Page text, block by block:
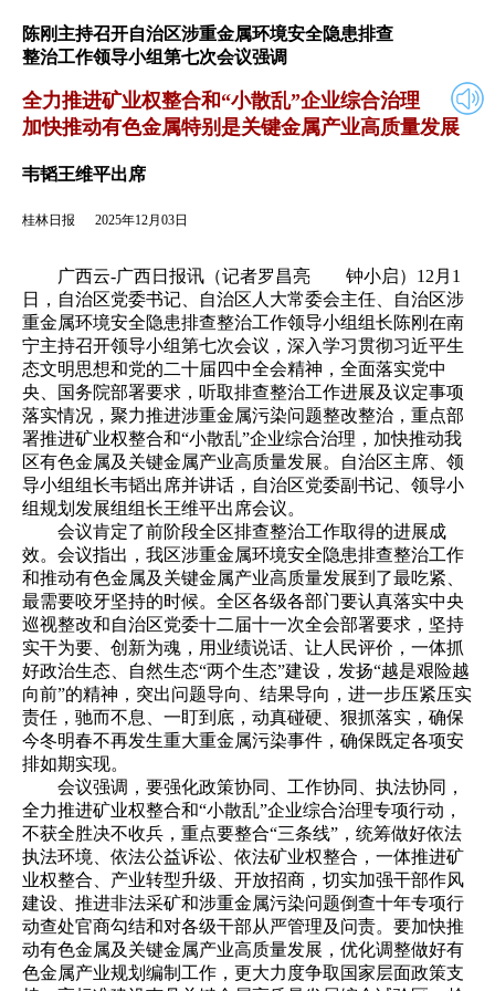
返回 2025年12月03日
陈刚主持召开自治区涉重金属环境安全隐患排查
整治工作领导小组第七次会议强调
全力推进矿业权整合和“小散乱”企业综合治理
加快推动有色金属特别是关键金属产业高质量发展
韦韬王维平出席
桂林日报 2025年12月03日
广西云-广西日报讯（记者罗昌亮 钟小启）12月1
日，自治区党委书记、自治区人大常委会主任、自治区涉
重金属环境安全隐患排查整治工作领导小组组长陈刚在南
宁主持召开领导小组第七次会议，深入学习贯彻习近平生
态文明思想和党的二十届四中全会精神，全面落实党中
央、国务院部署要求，听取排查整治工作进展及议定事项
落实情况，聚力推进涉重金属污染问题整改整治，重点部
署推进矿业权整合和“小散乱”企业综合治理，加快推动我
区有色金属及关键金属产业高质量发展。自治区主席、领
导小组组长韦韬出席并讲话，自治区党委副书记、领导小
组规划发展组组长王维平出席会议。
会议肯定了前阶段全区排查整治工作取得的进展成
效。会议指出，我区涉重金属环境安全隐患排查整治工作
和推动有色金属及关键金属产业高质量发展到了最吃紧、
最需要咬牙坚持的时候。全区各级各部门要认真落实中央
巡视整改和自治区党委十二届十一次全会部署要求，坚持
实干为要、创新为魂，用业绩说话、让人民评价，一体抓
好政治生态、自然生态“两个生态”建设，发扬“越是艰险越
向前”的精神，突出问题导向、结果导向，进一步压紧压实
责任，驰而不息、一盯到底，动真碰硬、狠抓落实，确保
今冬明春不再发生重大重金属污染事件，确保既定各项安
排如期实现。
会议强调，要强化政策协同、工作协同、执法协同，
全力推进矿业权整合和“小散乱”企业综合治理专项行动，
不获全胜决不收兵，重点要整合“三条线”，统筹做好依法
执法环境、依法公益诉讼、依法矿业权整合，一体推进矿
业权整合、产业转型升级、开放招商，切实加强干部作风
建设、推进非法采矿和涉重金属污染问题倒查十年专项行
动查处官商勾结和对各级干部从严管理及问责。要加快推
动有色金属及关键金属产业高质量发展，优化调整做好有
色金属产业规划编制工作，更大力度争取国家层面政策支